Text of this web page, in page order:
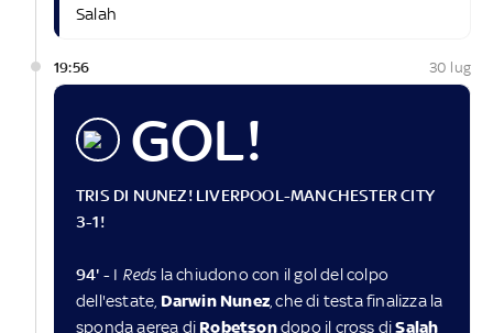
Salah
19:56 30 lug
GOL!
TRIS DI NUNEZ! LIVERPOOL-MANCHESTER CITY
3-1!
94' - I Reds la chiudono con il gol del colpo
dell'estate, Darwin Nunez , che di testa finalizza la
sponda aerea di Robetsondopo il cross diSalah